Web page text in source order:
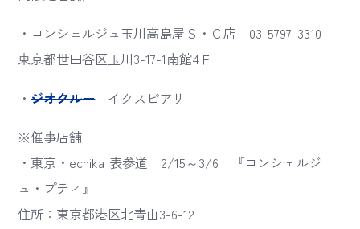
・コンシェルジュ玉川高島屋Ｓ・Ｃ店 03-5797-3310
東京都世田谷区玉川3-17-1南館4Ｆ
・ジオクルーイクスピアリ
※催事店舗
・東京・echika 表参道 2/15～3/6 『コンシェルジ
ュ・プティ』
住所：東京都港区北青山3-6-12